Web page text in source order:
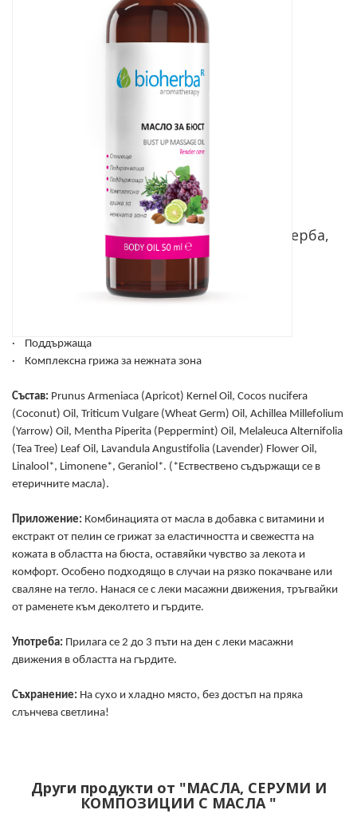
Биохерба Р
3.65 € (7.14 лв.)
МАСЛО ЗА БЮСТ, от чисти масла, Биохерба,
КОЗМЕТИЧНО СРЕДСТВО С ВИСОКО КАЧЕСТВО
· Поддържаща
· Комплексна грижа за нежната зона
Състав: Prunus Armeniaca (Apricot) Kernel Oil, Cocos nucifera
(Coconut) Oil, Triticum Vulgare (Wheat Germ) Oil, Achillea Millefolium
(Yarrow) Oil, Mentha Piperita (Peppermint) Oil, Melaleuca Alternifolia
(Tea Tree) Leaf Oil, Lavandula Angustifolia (Lavender) Flower Oil,
Linalool*, Limonene*, Geraniol*. (*Ествествено съдържащи се в
етеричните масла).
Приложение: Комбинацията от масла в добавка с витамини и
екстракт от пелин се грижат за еластичността и свежестта на
кожата в областта на бюста, оставяйки чувство за лекота и
комфорт. Особено подходящо в случаи на рязко покачване или
сваляне на тегло. Нанася се с леки масажни движения, тръгвайки
от раменете към деколтето и гърдите.
Употреба: Прилага се 2 до 3 пъти на ден с леки масажни
движения в областта на гърдите.
Съхранение: На сухо и хладно място, без достъп на пряка
слънчева светлина!
Други продукти от "МАСЛА, СЕРУМИ И
КОМПОЗИЦИИ С МАСЛА "